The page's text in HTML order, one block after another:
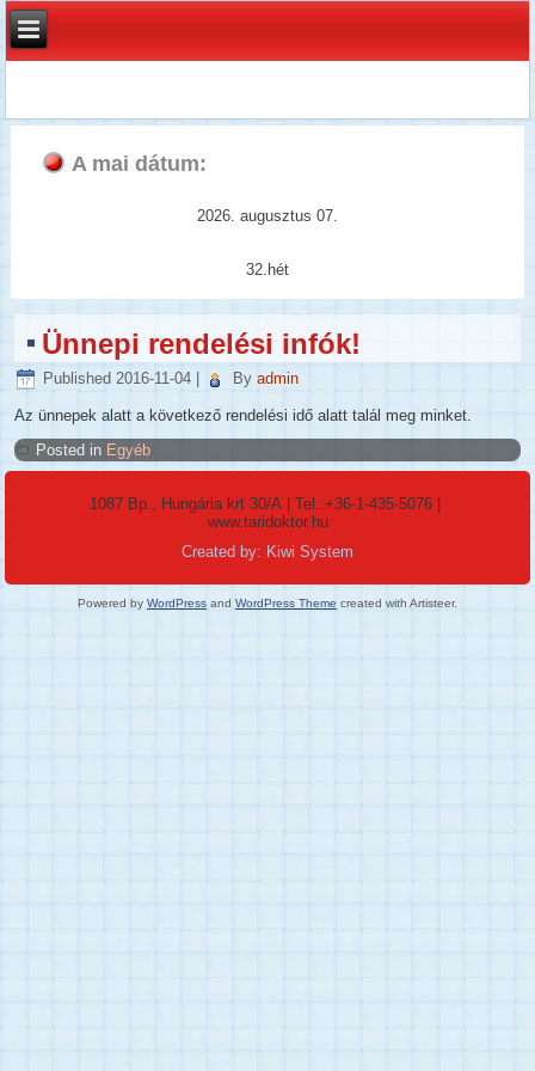
A mai dátum:
2026. augusztus 07.
32.hét
Ünnepi rendelési infók!
Published 2016-11-04 By admin
Az ünnepek alatt a következő rendelési idő alatt talál meg minket.
Posted in Egyéb
1087 Bp., Hungária krt 30/A | Tel.:+36-1-435-5076
www.taridoktor.hu
Created by: Kiwi System
Powered by WordPress and WordPress Theme created with Artisteer.